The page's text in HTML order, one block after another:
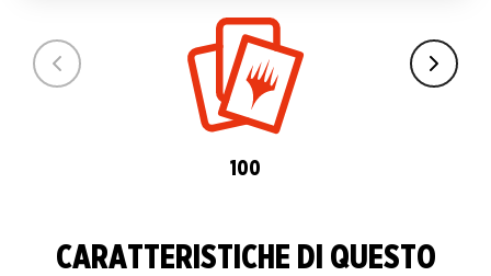
100
CARATTERISTICHE DI QUESTO